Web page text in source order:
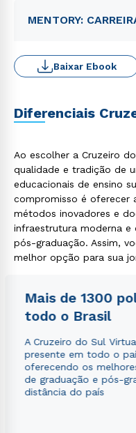
MENTORY:
Baixar Ebook
Diferenciais
Ao escolher a Cruzeiro
qualidade e tradição de
educacionais de ensino
compromisso é oferecer
métodos inovadores e
infraestrutura moderna e
pós-graduação. Assim,
melhor opção para sua
Mais de 1300
todo o Brasil
A Cruzeiro do Sul
presente em todo o
oferecendo os
de graduação e pós-
distância do país
Rápido e fácil
WhatsApp
autorizo que meus
envio de conteúdos da